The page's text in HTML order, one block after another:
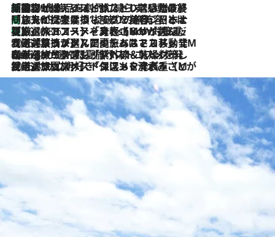
2026.8.6
「荷物が増えるほど旅ストレスは増す」美容ジャーナリストがたどり着いた最終結論。“化粧品を劇的に減らす”感動の凝縮美容とは
2026.8.6
「旅先には金髪ウィッグを持参」日本と同じメイクでは損してる!? 美容ジャーナリストが提案する“掟破りの旅美容”とは
2026.8.6
【厳選旅コスメ】「身軽さ＆UV対策重視！」ヘアアーティストshucoが選んだ夏旅ベストコスメを発表【Mサイズジップ】
2026.8.5
【厳選旅コスメ】国内をあちこち移動する河井菜摘が選んだ夏旅ベストコスメ発表！「リラックスアイテムはマスト」【Mサイズジップ】
2026.8.4
【厳選旅コスメ】「紫外線＆乾燥対策しながらメイク感も！」ヘア＆メイクGeorgeが選んだ夏旅ベストコスメを発表！【Mサイズジップ】
2026.8.3
【厳選旅コスメ】「保湿もタイパ重視！」“サウナ好き”タレント清水みさとが愛用する夏旅ベストコスメを発表！【Mサイズジップ】